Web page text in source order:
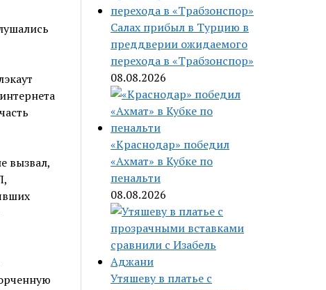
вызвал,
Салах прибыл в Турцию в
преддверии ожидаемого
перехода в «Трабзонспор»
08.08.2026
«Краснодар» победил
«Ахмат» в Кубке по
пенальти
08.08.2026
Утяшеву в платье с